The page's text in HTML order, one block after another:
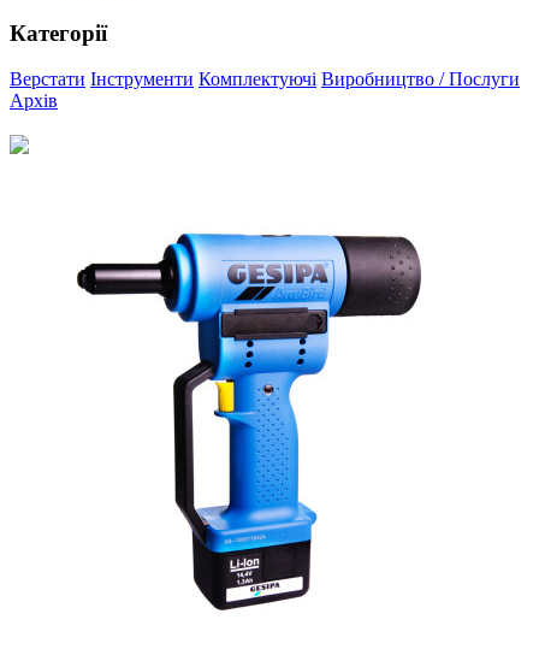
Категорії
Верстати Інструменти Комплектуючі Виробництво / Послуги
Архів